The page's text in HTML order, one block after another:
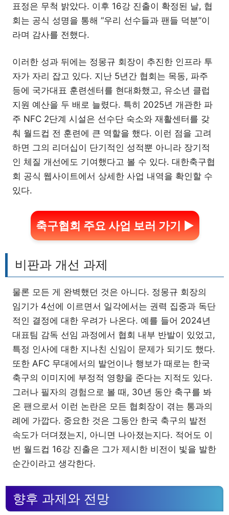
표정은 무척 밝았다. 이후 16강 진출이 확정된 날, 협
회는 공식 성명을 통해 “우리 선수들과 팬들 덕분”이
라며 감사를 전했다.
이러한 성과 뒤에는 정몽규 회장이 추진한 인프라 투
자가 자리 잡고 있다. 지난 5년간 협회는 목동, 파주
등에 국가대표 훈련센터를 현대화했고, 유소년 클럽
지원 예산을 두 배로 늘렸다. 특히 2025년 개관한 파
주 NFC 2단계 시설은 선수단 숙소와 재활센터를 갖
춰 월드컵 전 훈련에 큰 역할을 했다. 이런 점을 고려
하면 그의 리더십이 단기적인 성적뿐 아니라 장기적
인 체질 개선에도 기여했다고 볼 수 있다. 대한축구협
회 공식 웹사이트에서 상세한 사업 내역을 확인할 수
있다.
축구협회 주요 사업 보러 가기 ▶
비판과 개선 과제
물론 모든 게 완벽했던 것은 아니다. 정몽규 회장의
임기가 4선에 이르면서 일각에서는 권력 집중과 독단
적인 결정에 대한 우려가 나온다. 예를 들어 2024년
대표팀 감독 선임 과정에서 협회 내부 반발이 있었고,
특정 인사에 대한 지나친 신임이 문제가 되기도 했다.
또한 AFC 무대에서의 발언이나 행보가 때로는 한국
축구의 이미지에 부정적 영향을 준다는 지적도 있다.
그러나 필자의 경험으로 볼 때, 30년 동안 축구를 봐
온 팬으로서 이런 논란은 모든 협회장이 겪는 통과의
례에 가깝다. 중요한 것은 그동안 한국 축구의 발전
속도가 더뎌졌는지, 아니면 나아졌는지다. 적어도 이
번 월드컵 16강 진출은 그가 제시한 비전이 빛을 발한
순간이라고 생각한다.
향후 과제와 전망